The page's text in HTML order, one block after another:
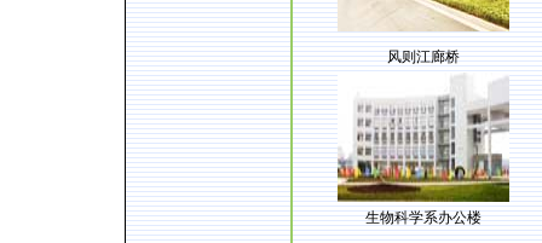
风则江廊桥
生物科学系办公楼